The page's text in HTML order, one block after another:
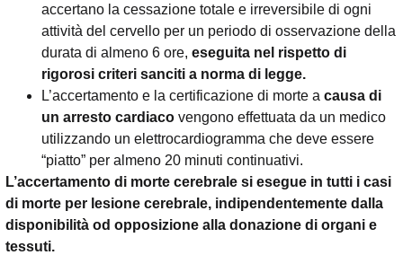
accertano la cessazione totale e irreversibile di ogni
attività del cervello per un periodo di osservazione della
durata di almeno 6 ore, eseguita nel rispetto di
rigorosi criteri sanciti a norma di legge.
L’accertamento e la certificazione di morte a causa di
un arresto cardiaco vengono effettuata da un medico
utilizzando un elettrocardiogramma che deve essere
“piatto” per almeno 20 minuti continuativi.
L’accertamento di morte cerebrale si esegue in tutti i casi
di morte per lesione cerebrale, indipendentemente dalla
disponibilità od opposizione alla donazione di organi e
tessuti.